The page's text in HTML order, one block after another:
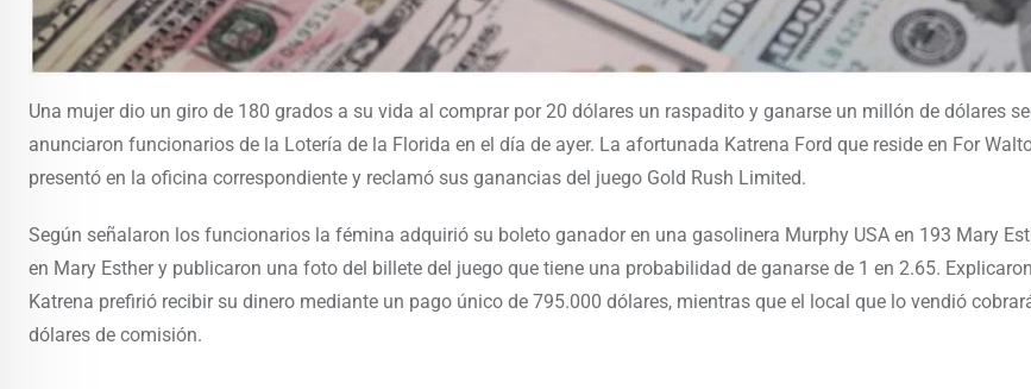
Una mujer dio un giro de 180 grados a su vida al comprar por 20 dólares un raspadito y ganarse un millón de dólares
anunciaron funcionarios de la Lotería de la Florida en el día de ayer. La afortunada Katrena Ford que reside en For
presentó en la oficina correspondiente y reclamó sus ganancias del juego Gold Rush Limited.
Según señalaron los funcionarios la fémina adquirió su boleto ganador en una gasolinera Murphy USA en 193 Mary
en Mary Esther y publicaron una foto del billete del juego que tiene una probabilidad de ganarse de 1 en 2.65.
Katrena prefirió recibir su dinero mediante un pago único de 795.000 dólares, mientras que el local que lo vendió
dólares de comisión.